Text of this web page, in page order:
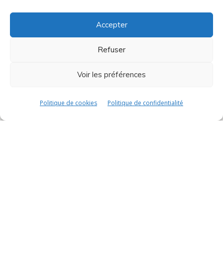
Accepter
Refuser
Voir les préférences
Politique de cookies Politique de confidentialité
À Propos
Politique RSE